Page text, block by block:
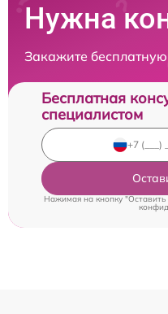
Нужна
Закажите
Бесплатная
специалистом
Нажимая на кнопку